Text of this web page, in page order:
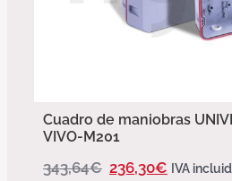
Cuadro de maniobras
VIVO-M201
343,64€ 236,30€ IVA